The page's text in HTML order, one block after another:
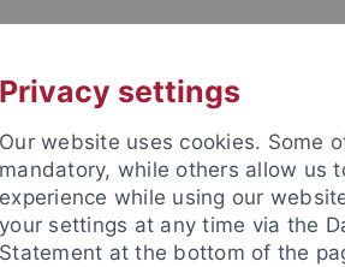
Privacy settings
Our website uses cookies. Some
mandatory, while others allow us
experience while using our
your settings at any time via the
Statement at the bottom of the